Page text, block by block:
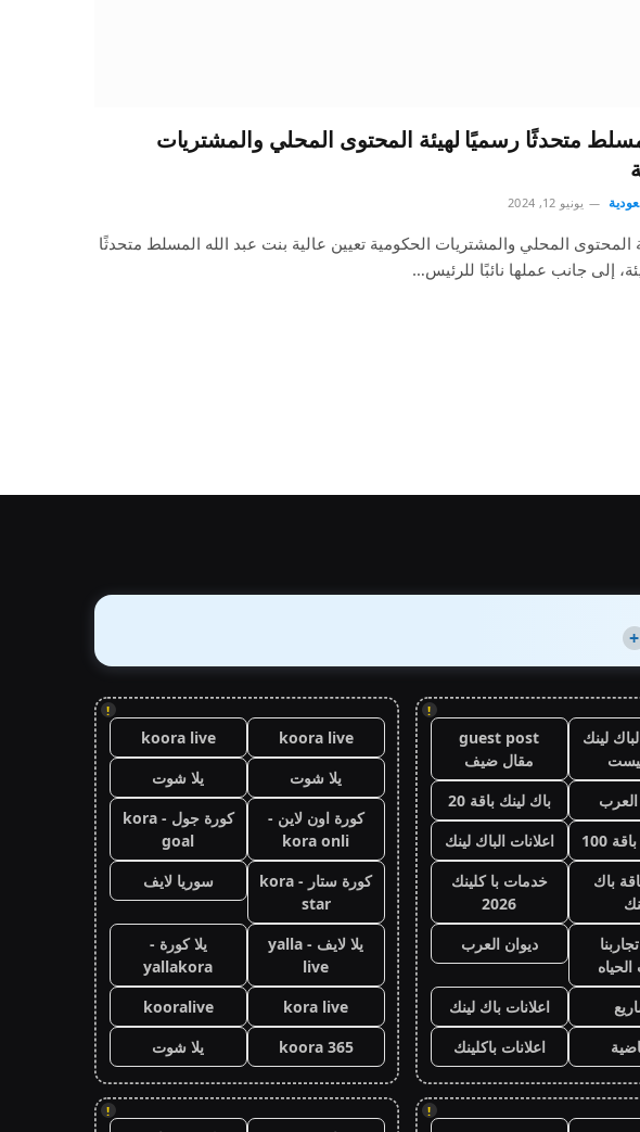
متحدثًا رسميًا لهيئة المحتوى المحلي والمشتريات
يونيو 12, 2024
المحتوى المحلي والمشتريات الحكومية تعيين عالية بنت عبد الله المسلط متحدثًا
إلى جانب عملها نائبًا للرئيس…
+
!
لينك
guest post
مقال ضيف
باك لينك باقة 20
100
اعلانات الباك لينك
باك
خدمات با كلينك
2026
ديوان العرب
اعلانات باك لينك
اعلانات باكلينك
!
!
koora live
koora live
يلا شوت
يلا شوت
كورة اون لاين -
kora onli
كورة جول - kora
goal
كورة ستار - kora
star
سوريا لايف
يلا لايف - yalla
live
يلا كورة -
yallakora
kora live
kooralive
koora 365
يلا شوت
!